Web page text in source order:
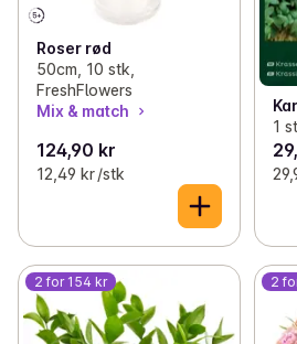
Roser rød
50cm, 10 stk,
FreshFlowers
Mix & match
124,90 kr
12,49 kr /stk
1
2 for 154 kr 2